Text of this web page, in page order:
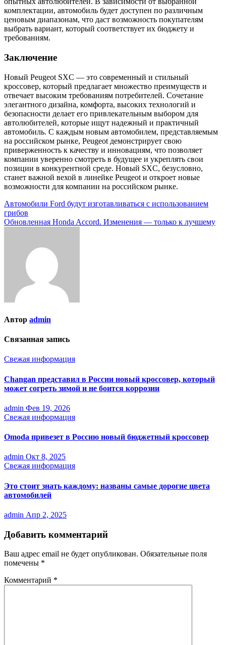
комплектации, автомобиль будет доступен по различным
ценовым диапазонам, что даст возможность покупателям
выбрать вариант, который соответствует их бюджету и
требованиям.
Заключение
Новый Peugeot SXC — это современный и стильный
кроссовер, который предлагает множество преимуществ и
отвечает высоким требованиям потребителей. Сочетание
элегантного дизайна, комфорта, высоких технологий и
безопасности делает его привлекательным выбором для
автолюбителей, которые ищут надежный и практичный
автомобиль. С каждым новым автомобилем, представляемым
на российском рынке, Peugeot демонстрирует свою
приверженность к качеству и инновациям, что позволяет
компании уверенно смотреть в будущее и укреплять свои
позиции в конкурентной среде. Новый SXC, безусловно,
станет важной вехой в линейке Peugeot и откроет новые
возможности для компании на российском рынке.
Навигация
по
Автомобили Ford будут изготавливаться с использованием
грибов
Обновленная Honda Accord. Изменения — только к лучшему
Автор admin
Связанная запись
Свежая информация
Changan представил в России новый кроссовер, который
может согреть зимой и не боится коррозии
admin Фев 19, 2026
Свежая информация
Omoda привезет в Россию новый бюджетный кроссовер
admin Окт 8, 2025
Свежая информация
Это стоит знать каждому: названы самые дорогие цвета
автомобилей
admin Апр 2, 2025
Добавить комментарий
Ваш адрес email не будет опубликован. Обязательные поля
помечены *
Комментарий *